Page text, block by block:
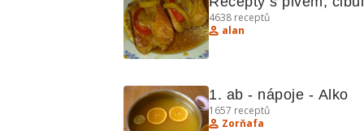
tvarohem
4638 receptů
alan
1. ab - nápoje - Alko
1657 receptů
Zorňafa